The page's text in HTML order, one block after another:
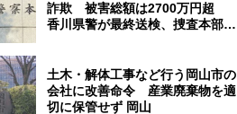
詐欺 被害総額は2700万円超
香川県警が最終送検、捜査本部解
土木・解体工事など行う岡山市の
会社に改善命令 産業廃棄物を適
切に保管せず 岡山